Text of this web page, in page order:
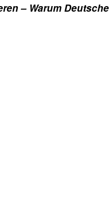
– Warum